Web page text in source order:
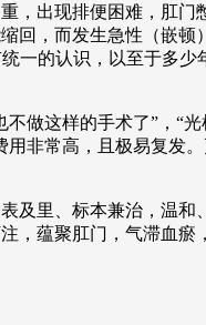
，出现排便困难，肛门
回，而发生急性（嵌顿
一的认识，以至于多少
做这样的手术了”，“
非常高，且极易复发
及里、标本兼治，温和
，蕴聚肛门，气滞血瘀